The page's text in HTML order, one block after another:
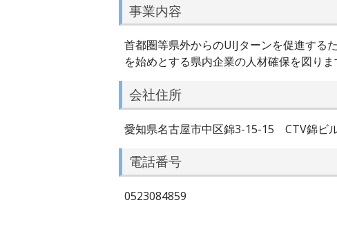
事業内容
首都圏等県外からのUIJターンを促進する
を始めとする県内企業の人材確保を図りま
会社住所
愛知県名古屋市中区錦3-15-15 CTV錦ビ
電話番号
0523084859